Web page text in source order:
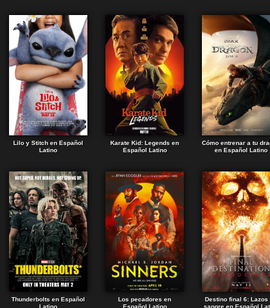
Lilo y Stitch en Español
Latino
Karate Kid: Legends en
Español Latino
Cómo entrenar a tu
en Español Latino
Thunderbolts en Español
Latino
Los pecadores en
Español Latino
Destino final 6: Lazos
sangre en Español